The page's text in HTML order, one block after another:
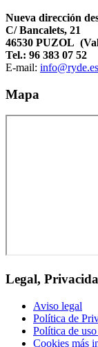
Nueva dirección
C/ Bancalets, 21
46530 PUZOL
Tel.: 96 383 07 52
E-mail: info@ryde.es
Mapa
Legal,
Aviso legal
Política de
Política de
Cookies más